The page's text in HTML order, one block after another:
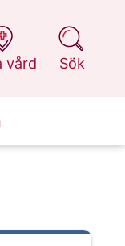
vård
Sök
på 1177.se